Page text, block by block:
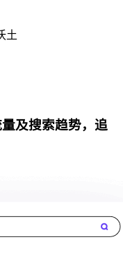
土
及搜索趋势，追